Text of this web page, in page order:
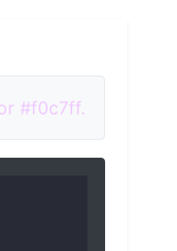
#f0c7ff.